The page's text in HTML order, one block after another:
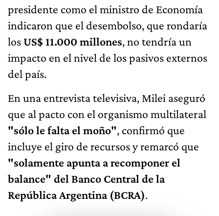
presidente como el ministro de Economía
indicaron que el desembolso, que rondaría
losUS$ 11.000 millones, no tendría un
impacto en el nivel de los pasivos externos
del país.
En una entrevista televisiva, Milei aseguró
que al pacto con el organismo multilateral
"sólo le falta el moño", confirmó que
incluye el giro de recursos y remarcó que
"solamente apunta a recomponer el
balance" del Banco Central de la
República Argentina (BCRA).